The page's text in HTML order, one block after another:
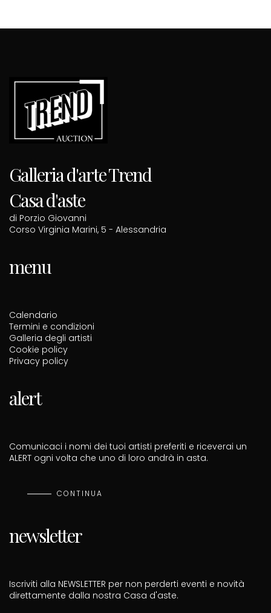
Galleria d'arte Trend
Casa d'aste
di Porzio Giovanni
Corso Virginia Marini, 5 - Alessandria
menu
Calendario
Termini e condizioni
Galleria degli artisti
Cookie policy
Privacy policy
alert
Comunicaci i nomi dei tuoi artisti preferiti e riceverai un
ALERT ogni volta che uno di loro andrà in asta.
CONTINUA
newsletter
Iscriviti alla NEWSLETTER per non perderti eventi e novità
direttamente dalla nostra Casa d'aste.